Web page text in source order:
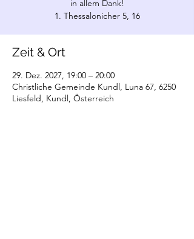
in allem Dank!
1. Thessalonicher 5, 16
Zeit & Ort
29. Dez. 2027, 19:00 – 20:00
Christliche Gemeinde Kundl, Luna 67, 6250
Liesfeld, Kundl, Österreich